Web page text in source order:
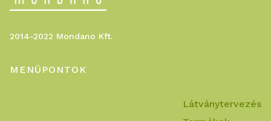
2014-2022 Mondano Kft.
MENÜPONTOK
Látványtervezés